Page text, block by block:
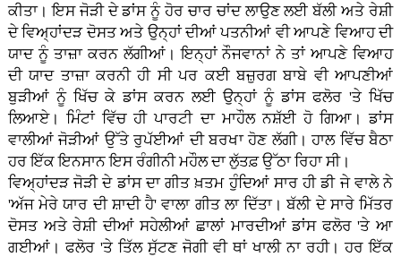
ਕੀਤਾ। ਇਸ ਜੋੜੀ ਦੇ ਡਾਂਸ ਨੂੰ ਹੋਰ ਚਾਰ ਚਾਂਦ ਲਾਉਣ ਲਈ ਬੱਲੀ ਅਤੇ ਰੇਸ਼ੀ
ਦੇ ਵਿਅ੍ਹਾਂਦੜ ਦੋਸਤ ਅਤੇ ਉਨ੍ਹਾਂ ਦੀਆਂ ਪਤਨੀਆਂ ਵੀ ਆਪਣੇ ਵਿਆਹ ਦੀ
ਯਾਦ ਨੂੰ ਤਾਜ਼ਾ ਕਰਨ ਲੱਗੀਆਂ। ਇਨ੍ਹਾਂ ਨੌਜਵਾਨਾਂ ਨੇ ਤਾਂ ਆਪਣੇ ਵਿਆਹ
ਦੀ ਯਾਦ ਤਾਜ਼ਾ ਕਰਨੀ ਹੀ ਸੀ ਪਰ ਕਈ ਬਜ਼ੁਰਗ ਬਾਬੇ ਵੀ ਆਪਣੀਆਂ
ਬੁੜੀਆਂ ਨੂੰ ਖਿੱਚ ਕੇ ਡਾਂਸ ਕਰਨ ਲਈ ਉਨ੍ਹਾਂ ਨੂੰ ਡਾਂਸ ਫਲੋਰ 'ਤੇ ਖਿੱਚ
ਲਿਆਏ। ਮਿੰਟਾਂ ਵਿੱਚ ਹੀ ਪਾਰਟੀ ਦਾ ਮਾਹੌਲ ਨਸ਼ੱਈ ਹੋ ਗਿਆ। ਡਾਂਸ
ਵਾਲੀਆਂ ਜੋੜੀਆਂ ਉੱਤੇ ਰੁਪੱਈਆਂ ਦੀ ਬਰਖਾ ਹੋਣ ਲੱਗੀ। ਹਾਲ ਵਿੱਚ ਬੈਠਾ
ਹਰ ਇੱਕ ਇਨਸਾਨ ਇਸ ਰੰਗੀਨੀ ਮਹੌਲ ਦਾ ਲੁੱਤਫ਼ ਉੱਠਾ ਰਿਹਾ ਸੀ।
ਵਿਅ੍ਹਾਂਦੜ ਜੋੜੀ ਦੇ ਡਾਂਸ ਦਾ ਗੀਤ ਖ਼ਤਮ ਹੁੰਦਿਆਂ ਸਾਰ ਹੀ ਡੀ ਜੇ ਵਾਲੇ ਨੇ
'ਅੱਜ ਮੇਰੇ ਯਾਰ ਦੀ ਸ਼ਾਦੀ ਹੈ' ਵਾਲਾ ਗੀਤ ਲਾ ਦਿੱਤਾ। ਬੱਲੀ ਦੇ ਸਾਰੇ ਮਿੱਤਰ
ਦੋਸਤ ਅਤੇ ਰੇਸ਼ੀ ਦੀਆਂ ਸਹੇਲੀਆਂ ਛਾਲਾਂ ਮਾਰਦੀਆਂ ਡਾਂਸ ਫਲੋਰ 'ਤੇ ਆ
ਗਈਆਂ। ਫਲੋਰ 'ਤੇ ਤਿੱਲ ਸੁੱਟਣ ਜੋਗੀ ਵੀ ਥਾਂ ਖਾਲੀ ਨਾ ਰਹੀ। ਹਰ ਇੱਕ